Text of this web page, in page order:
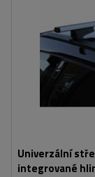
Univerzální
integrované